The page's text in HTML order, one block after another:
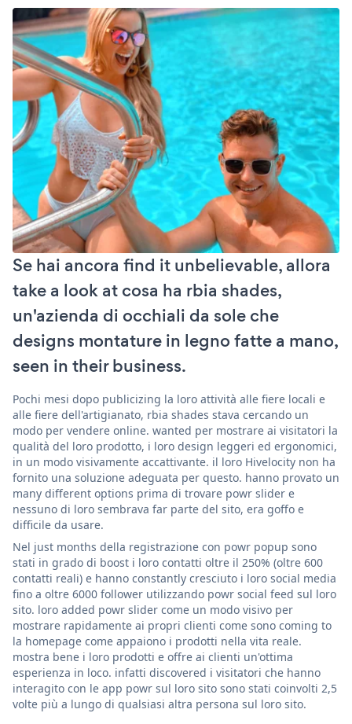
Se hai ancora find it unbelievable, allora
take a look at cosa ha rbia shades,
un'azienda di occhiali da sole che
designs montature in legno fatte a mano,
seen in their business.
Pochi mesi dopo publicizing la loro attività alle fiere locali e
alle fiere dell'artigianato, rbia shades stava cercando un
modo per vendere online. wanted per mostrare ai visitatori la
qualità del loro prodotto, i loro design leggeri ed ergonomici,
in un modo visivamente accattivante. il loro Hivelocity non ha
fornito una soluzione adeguata per questo. hanno provato un
many different options prima di trovare powr slider e
nessuno di loro sembrava far parte del sito, era goffo e
difficile da usare.
Nel just months della registrazione con powr popup sono
stati in grado di boost i loro contatti oltre il 250% (oltre 600
contatti reali) e hanno constantly cresciuto i loro social media
fino a oltre 6000 follower utilizzando powr social feed sul loro
sito. loro added powr slider come un modo visivo per
mostrare rapidamente ai propri clienti come sono coming to
la homepage come appaiono i prodotti nella vita reale.
mostra bene i loro prodotti e offre ai clienti un'ottima
esperienza in loco. infatti discovered i visitatori che hanno
interagito con le app powr sul loro sito sono stati coinvolti 2,5
volte più a lungo di qualsiasi altra persona sul loro sito.